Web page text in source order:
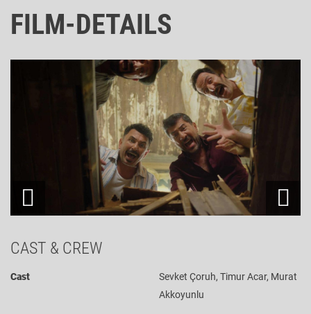
FILM-DETAILS
CAST & CREW
Cast
Sevket Çoruh, Timur Acar, Murat
Akkoyunlu